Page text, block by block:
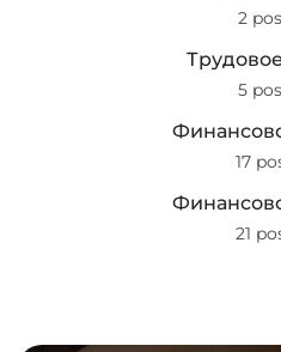
2
5
17
21